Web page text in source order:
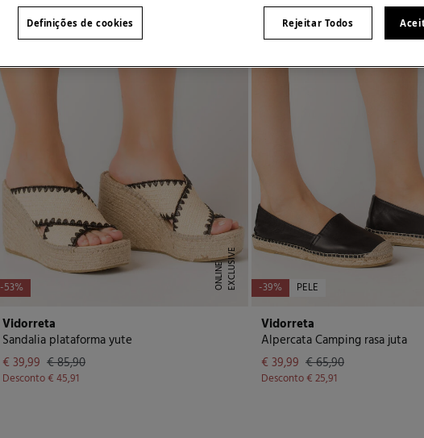
-53% E
X
C
L
U
SI
V
E
O
N
L
I
N
E
Vidorreta
Sandalia plataforma yute
€ 39,99 € 85,90
Desconto€ 45,91
-39% PELE
Vidorreta
Alpercata Camping rasa juta
€ 39,99 € 65,90
Desconto€ 25,91
Rejeitar Todos
Definições de cookies